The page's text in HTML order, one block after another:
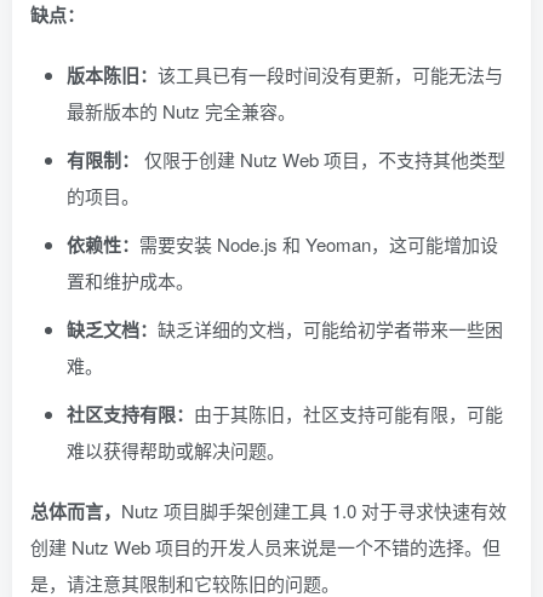
缺点：
版本陈旧： 该工具已有一段时间没有更新，可能无法与
最新版本的 Nutz 完全兼容。
有限制：
仅限于创建 Nutz Web 项目，不支持其他类型
的项目。
依赖性： 需要安装 Node.js 和 Yeoman，这可能增加设
置和维护成本。
缺乏文档： 缺乏详细的文档，可能给初学者带来一些困
难。
社区支持有限： 由于其陈旧，社区支持可能有限，可能
难以获得帮助或解决问题。
总体而言， Nutz 项目脚手架创建工具 1.0 对于寻求快速有效
创建 Nutz Web 项目的开发人员来说是一个不错的选择。但
是，请注意其限制和它较陈旧的问题。